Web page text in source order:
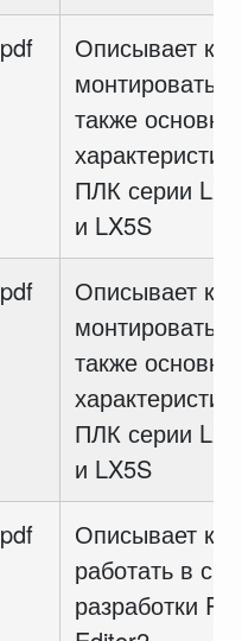
pdf
Описывает как
монтировать а
также
ПЛК серии
и LX5S
pdf
Описывает как
монтировать а
также
ПЛК серии
и LX5S
pdf
Описывает как
работать в
разработки